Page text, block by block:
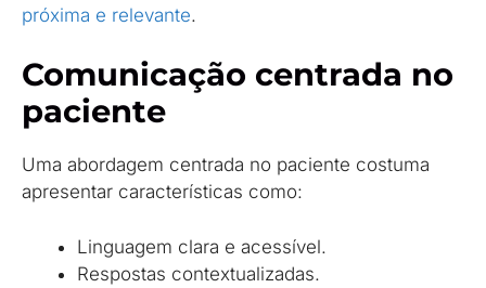
próxima e relevante.
Comunicação centrada no
paciente
Uma abordagem centrada no paciente costuma
apresentar características como:
Linguagem clara e acessível.
Respostas contextualizadas.